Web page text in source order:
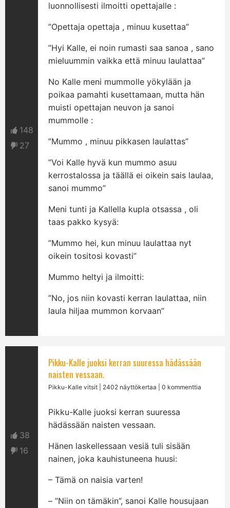
148
27
luonnollisesti ilmoitti opettajalle :
”Opettaja opettaja , minuu kusettaa”
”Hyi Kalle, ei noin rumasti saa sanoa , sano
mieluummin vaikka että minuu laulattaa”
No Kalle meni mummolle yökylään ja
poikaa pamahti kusettamaan, mutta hän
muisti opettajan neuvon ja sanoi
mummolle :
”Mummo , minuu pikkasen laulattas”
”Voi Kalle hyvä kun mummo asuu
kerrostalossa ja täällä ei oikein sais laulaa,
sanoi mummo”
Meni tunti ja Kallella kupla otsassa , oli
taas pakko kysyä:
”Mummo hei, kun minuu laulattaa nyt
oikein tositosi kovasti”
Mummo heltyi ja ilmoitti:
”No, jos niin kovasti kerran laulattaa, niin
laula hiljaa mummon korvaan”
38
16
Pikku-Kalle juoksi kerran suuressa hädässään
naisten vessaan.
Pikku-Kalle vitsit | 2402 näyttökertaa | 0 kommenttia
Pikku-Kalle juoksi kerran suuressa
hädässään naisten vessaan.
Hänen laskellessaan vesiä tuli sisään
nainen, joka kauhistuneena huusi:
– Tämä on naisia varten!
– ”Niin on tämäkin”, sanoi Kalle housujaan